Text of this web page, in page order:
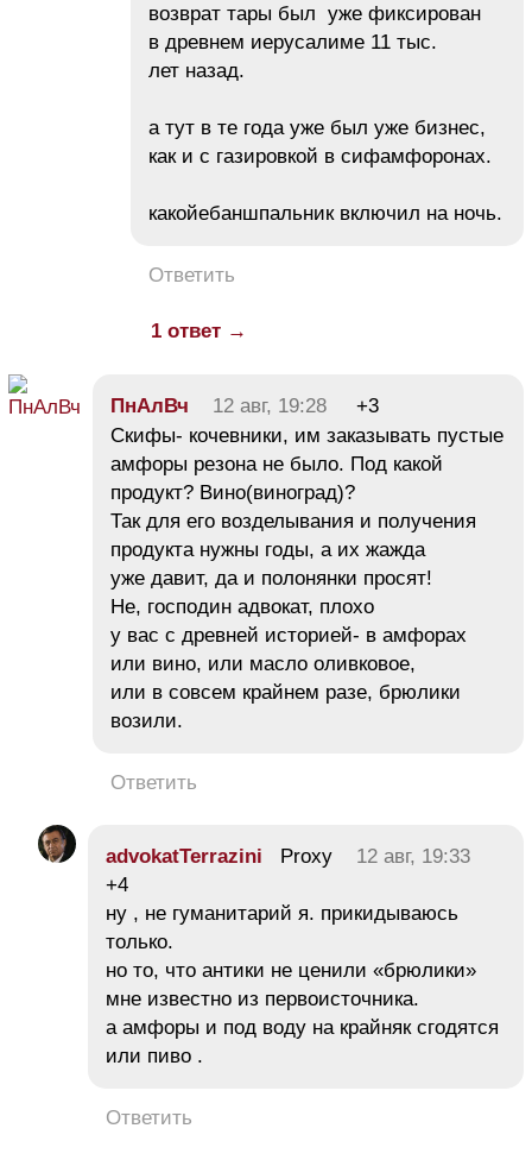
возврат тары был уже фиксирован
в древнем иерусалиме 11 тыс.
лет назад.
а тут в те года уже был уже бизнес,
как и с газировкой в сифамфоронах.
какойебаншпальник включил на ночь.
Ответить
1 ответ →
ПнАлВч 12 авг, 19:28
+3
Скифы- кочевники, им заказывать пустые
амфоры резона не было. Под какой
продукт? Вино(виноград)?
Так для его возделывания и получения
продукта нужны годы, а их жажда
уже давит, да и полонянки просят!
Не, господин адвокат, плохо
у вас с древней историей- в амфорах
или вино, или масло оливковое,
или в совсем крайнем разе, брюлики
возили.
Ответить
advokatTerrazini Proxy
12 авг, 19:33
+4
ну , не гуманитарий я. прикидываюсь
только.
но то, что антики не ценили «брюлики»
мне известно из первоисточника.
а амфоры и под воду на крайняк сгодятся
или пиво .
Ответить